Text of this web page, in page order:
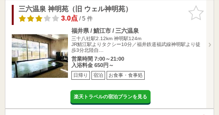
お気に入
りに追加
三六温泉 神明苑（旧 ウェル神明苑）
3.0点/ 5 件
福井県 / 鯖江市 / 三六温泉
三十八社駅2.12km 神明駅124m
JR鯖江駅よりタクシー10分／福井鉄道福武線神明駅より徒
歩3分北陸自…
営業時間 7:00～21:00
入浴料金 650円～
日帰り 宿泊 お食事・食事処
楽天トラベルの宿泊プランを見る